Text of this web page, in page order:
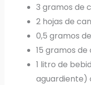
3 gramos de
2 hojas de
0,5 gramos
15 gramos
1 litro de
aguardiente)